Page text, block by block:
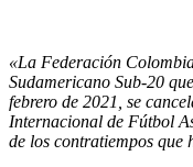
«La Federación
Sudamericano Sub-20
febrero de 2021, se
Internacional de Fútbol
de los contratiempos